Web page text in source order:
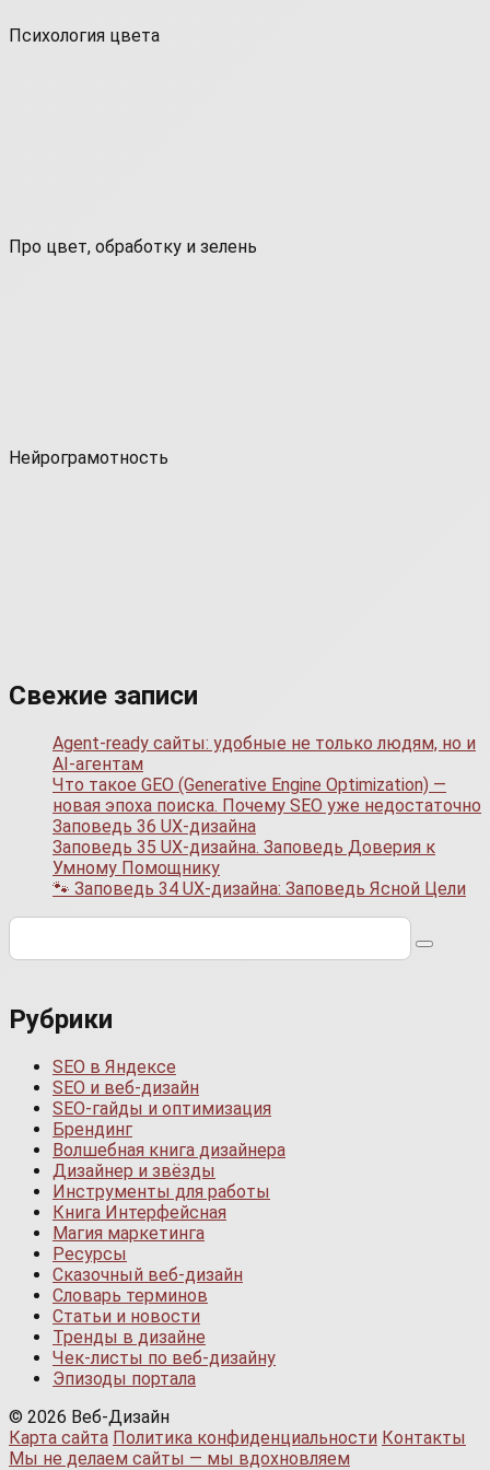
Психология цвета
Про цвет, обработку и зелень
Нейрограмотность
Свежие записи
Agent-ready сайты: удобные не только людям, но и
AI-агентам
Что такое GEO (Generative Engine Optimization) —
новая эпоха поиска. Почему SEO уже недостаточно
Заповедь 36 UX-дизайна
Заповедь 35 UX-дизайна. Заповедь Доверия к
Умному Помощнику
🐾 Заповедь 34 UX-дизайна: Заповедь Ясной Цели
Поиск:
Рубрики
SEO в Яндексе
SEO и веб-дизайн
SEO-гайды и оптимизация
Брендинг
Волшебная книга дизайнера
Дизайнер и звёзды
Инструменты для работы
Книга Интерфейсная
Магия маркетинга
Ресурсы
Сказочный веб-дизайн
Словарь терминов
Статьи и новости
Тренды в дизайне
Чек-листы по веб-дизайну
Эпизоды портала
© 2026 Веб-Дизайн
Карта сайта Политика конфиденциальности Контакты
Мы не делаем сайты — мы вдохновляем